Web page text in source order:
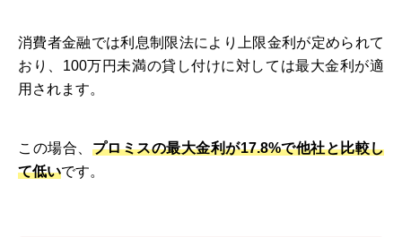
消費者金融では利息制限法により上限金利が定められて
おり、100万円未満の貸し付けに対しては最大金利が適
用されます。
この場合、 プロミスの最大金利が17.8%で他社と比較し
て低いです。